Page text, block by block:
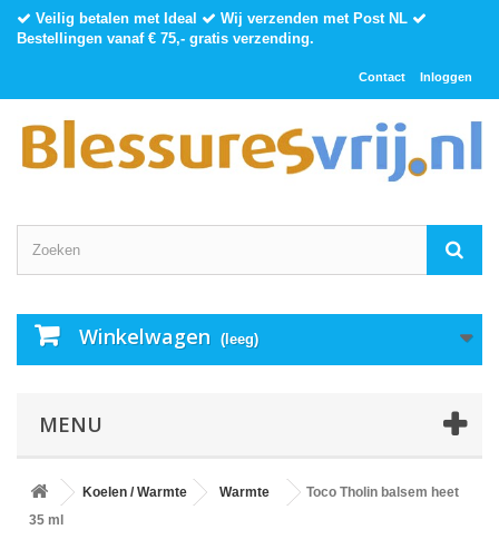
Veilig betalen met Ideal
Wij verzenden met Post NL
Bestellingen vanaf € 75,- gratis verzending.
Inloggen
Contact
Winkelwagen (leeg)
MENU
Koelen / Warmte Warmte
Toco Tholin balsem heet
35 ml